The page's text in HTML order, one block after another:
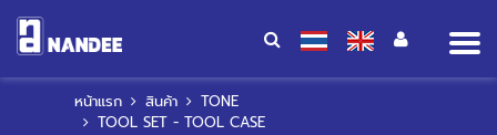
หน้าแรก สินค้า
TONE
TOOL SET - TOOL CASE